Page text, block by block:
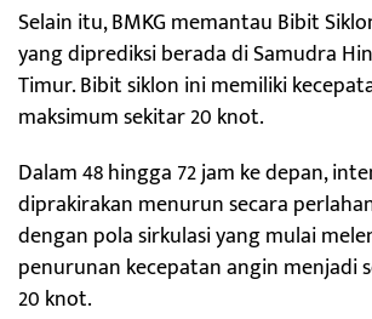
Selain itu, BMKG memantau Bibit
yang diprediksi berada di Samudra
Timur. Bibit siklon ini memiliki
maksimum sekitar 20 knot.
Dalam 48 hingga 72 jam ke depan,
diprakirakan menurun secara
dengan pola sirkulasi yang mulai
penurunan kecepatan angin menjadi
20 knot.